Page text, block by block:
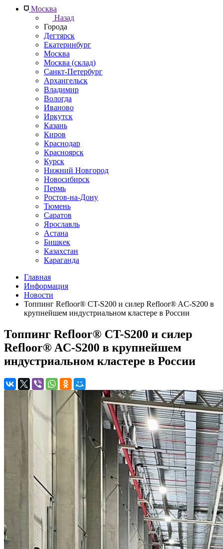
Москва
Назад
Города
Дегтярск
Екатеринбург
Москва
Москва (склад)
Санкт-Петербург
Архангельск
Владимир
Вологда
Иваново
Иркутск
Казань
Киров
Краснодар
Красноярск
Курск
Нижний Новгород
Новосибирск
Пермь
Ростов-на-Дону
Тюмень
Саратов
Ярославль
Астана
Бишкек
Казахстан
Караганда
Главная
Информация
Новости
Топпинг Refloor®️ CT-S200 и силер Refloor®️ AC-S200 в
крупнейшем индустриальном кластере в России
Топпинг Refloor®️ CT-S200 и силер
Refloor®️ AC-S200 в крупнейшем
индустриальном кластере в России